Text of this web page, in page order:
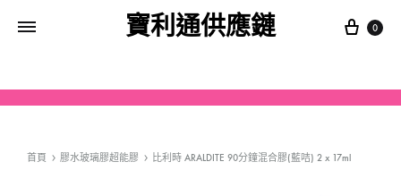
寶利通供應鏈 0
首頁 膠水玻璃膠超能膠 比利時 ARALDITE 90分鐘混合膠(藍咭) 2 x 17ml